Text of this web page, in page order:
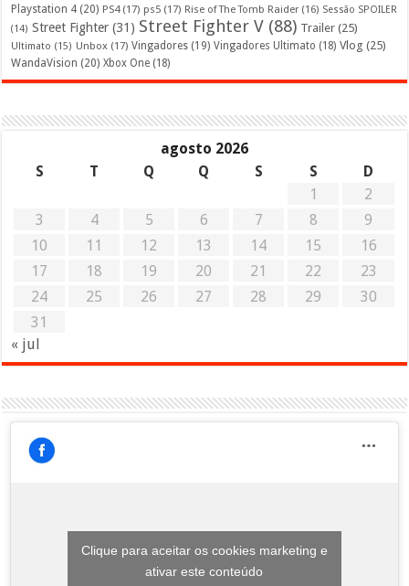
Playstation 4 (20) PS4(17) ps5 (17) Rise of The Tomb Raider (16) Sessão SPOILER
(14) Street Fighter (31) Street Fighter V (88) Trailer (25)
Ultimato (15) Unbox (17) Vingadores (19) Vingadores Ultimato (18) Vlog (25)
WandaVision (20) Xbox One (18)
agosto 2026
S
T Q Q S S
D
1
2
3
4 5 6 7 8
9
10
11 12 13 14 15
16
17
18 19 20 21 22
23
24
25 26 27 28 29
30
31
« jul
Clique para aceitar os cookies marketing e
ativar este conteúdo